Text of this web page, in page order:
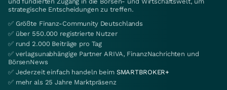
strategische Entscheidungen zu treffen.
✅ Größte Finanz-Community Deutschlands
✅ über 550.000 registrierte Nutzer
✅ rund 2.000 Beiträge pro Tag
✅ verlagsunabhängige Partner ARIVA, FinanzNachrichten und
BörsenNews
✅ Jederzeit einfach handeln beim SMARTBROKER+
✅ mehr als 25 Jahre Marktpräsenz